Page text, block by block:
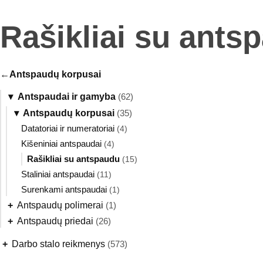
Rašikliai su
Antspaudų korpusai
▾ Antspaudai ir gamyba (62)
▾ Antspaudų korpusai (35)
Datatoriai ir numeratoriai (4)
Kišeniniai antspaudai (4)
Rašikliai su antspaudu (15)
Staliniai antspaudai (11)
Surenkami antspaudai (1)
+ Antspaudų polimerai (1)
+ Antspaudų priedai (26)
+ Darbo stalo reikmenys (573)